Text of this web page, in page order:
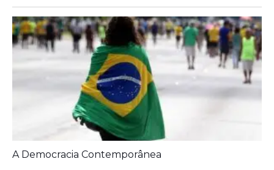
A Democracia Contemporânea